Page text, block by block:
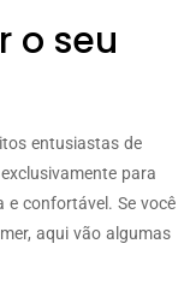
o seu
entusiastas de
para
e confortável. Se você
aqui vão algumas